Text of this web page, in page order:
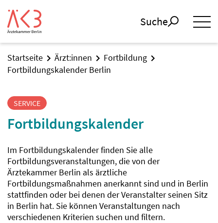
Suche
Startseite Ärzt:innen
Fortbildung
Fortbildungskalender Berlin
SERVICE
Fortbildungskalender
Im Fortbildungskalender finden Sie alle
Fortbildungsveranstaltungen, die von der
Ärztekammer Berlin als ärztliche
Fortbildungsmaßnahmen anerkannt sind und in Berlin
stattfinden oder bei denen der Veranstalter seinen Sitz
in Berlin hat. Sie können Veranstaltungen nach
verschiedenen Kriterien suchen und filtern.